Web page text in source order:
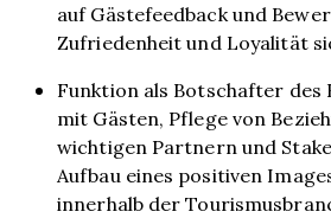
auf Gästefeedback und
Zufriedenheit und Loyalität
Funktion als Botschafter
mit Gästen, Pflege von
wichtigen Partnern und
Aufbau eines positiven
innerhalb der